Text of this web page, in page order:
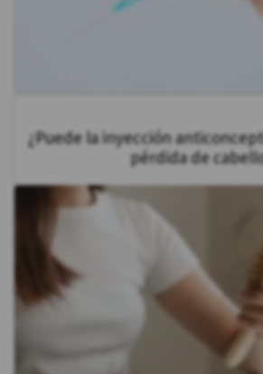
¿Puede la inyección
pérdida de